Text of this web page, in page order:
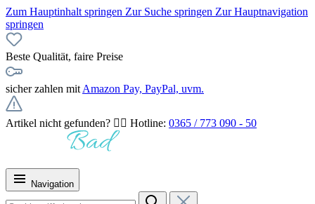
Zum Hauptinhalt springen Zur Suche springen Zur Hauptnavigation
springen
Beste Qualität, faire Preise
sicher zahlen mit Amazon Pay, PayPal, uvm.
Artikel nicht gefunden? 👉🏻 Hotline: 0365 / 773 090 - 50
Navigation